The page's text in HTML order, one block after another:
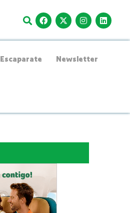
Escaparate Newsletter